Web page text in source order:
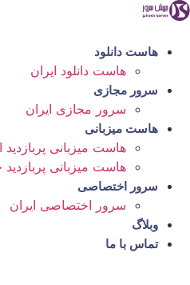
پرش
محتوا
هاست دانلود
هاست دانلود ایران
سرور مجازی
سرور مجازی ایران
هاست میزبانی
هاست میزبانی پربازدید
هاست میزبانی پربازدید
سرور اختصاصی
سرور اختصاصی ایران
وبلاگ
تماس با ما